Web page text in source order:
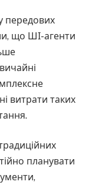
передових
що ШІ-агенти
витрати таких
планувати